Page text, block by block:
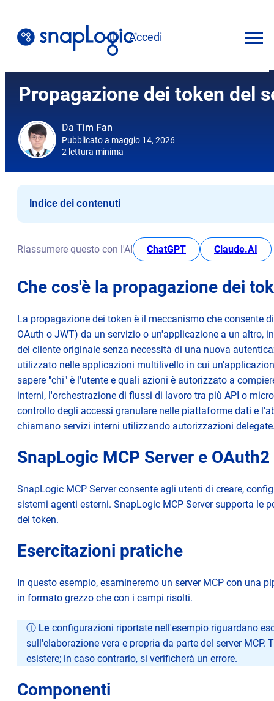
contenuto
ItalianoAccedi
Propagazione dei token del
DaTim Fan
Pubblicato a maggio 14, 2026
2 lettura minima
Indice dei contenuti
SnapLogic MCP Server e OAuth2
Componenti
Riassumere questo con l'AI ChatGPTopens in new tab
Claude.AI
Che cos'è la propagazione dei
La propagazione dei token è il meccanismo che consente
OAuth o JWT) da un servizio o un'applicazione a un altro,
del cliente originale senza necessità di una nuova
utilizzato nelle applicazioni multilivello in cui
sapere "chi" è l'utente e quali azioni è autorizzato a
interni, l'orchestrazione di flussi di lavoro tra più API o
controllo degli accessi granulare nelle piattaforme dati e
chiamano servizi interni utilizzando autorizzazioni
SnapLogic MCP Server e OAuth2
SnapLogic MCP Server consente agli utenti di creare,
sistemi agenti esterni. SnapLogic MCP Server supporta le
dei token.
Esercitazioni pratiche
In questo esempio, esamineremo un server MCP con una
in formato grezzo che con i campi risolti.
ⓘ Le configurazioni riportate nell'esempio riguardano
sull'elaborazione vera e propria da parte del server
esistere; in caso contrario, si verificherà un errore.
Componenti